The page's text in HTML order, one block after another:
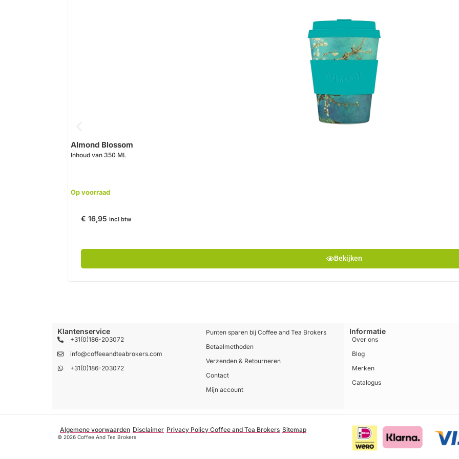
Almond Blossom
Inhoud van 350 ML
Op voorraad
€ 16,95 incl btw
Bekijken
Klantenservice
+31(0)186-203072
info@coffeeandteabrokers.com
+31(0)186-203072
Punten sparen bij Coffee and Tea Brokers
Betaalmethoden
Verzenden & Retourneren
Contact
Mijn account
Informatie
Over ons
Blog
Merken
Catalogus
Algemene voorwaarden Disclaimer Privacy Policy Coffee and Tea Brokers Sitemap
© 2026 Coffee And Tea Brokers